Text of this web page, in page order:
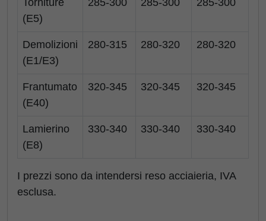
Torniture
(E5)
285-300 285-300 285-300
Demolizioni
(E1/E3)
280-315 280-320 280-320
Frantumato
(E40)
320-345 320-345 320-345
Lamierino
(E8)
330-340 330-340 330-340
I prezzi sono da intendersi reso acciaieria, IVA
esclusa.